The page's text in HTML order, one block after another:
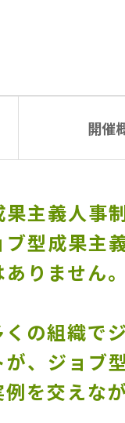
開催
主義人事
ブ型成果
りません。
の組織で
、ジョブ
を交えな